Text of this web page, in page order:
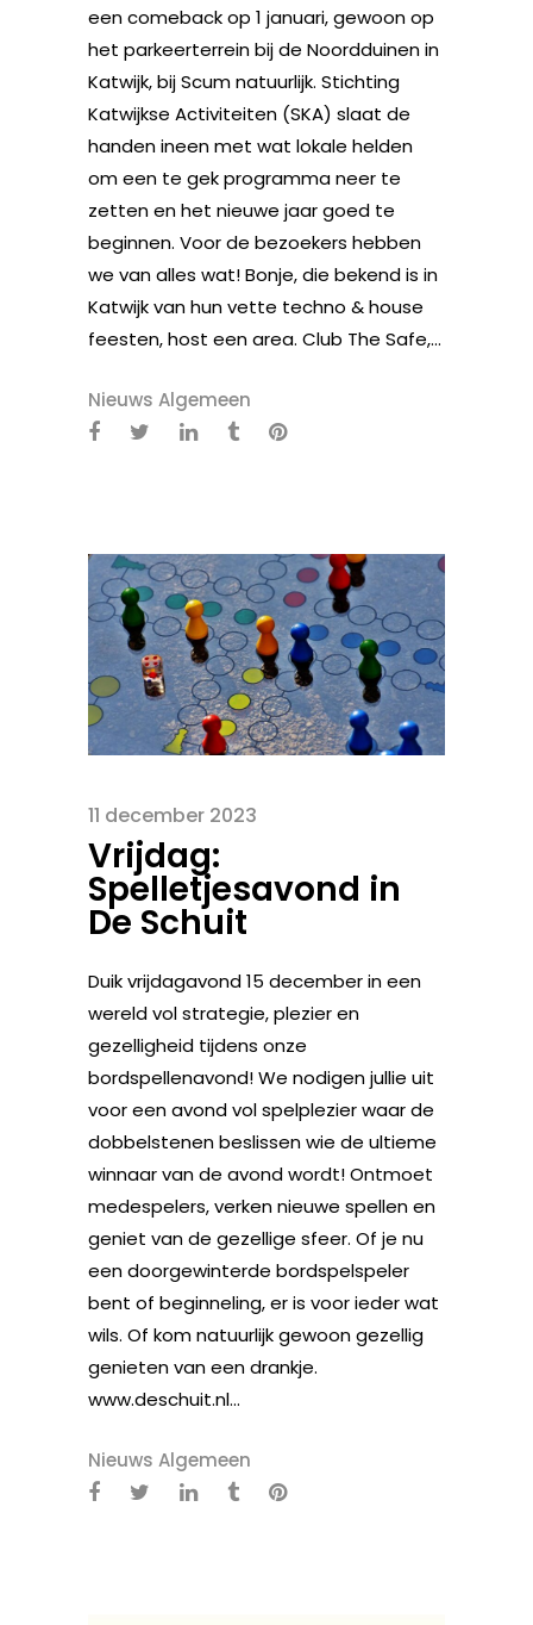
een comeback op 1 januari, gewoon op
het parkeerterrein bij de Noordduinen in
Katwijk, bij Scum natuurlijk. Stichting
Katwijkse Activiteiten (SKA) slaat de
handen ineen met wat lokale helden
om een te gek programma neer te
zetten en het nieuwe jaar goed te
beginnen. Voor de bezoekers hebben
we van alles wat! Bonje, die bekend is in
Katwijk van hun vette techno & house
feesten, host een area. Club The Safe,...
Nieuws Algemeen
11 december 2023
Vrijdag:
Spelletjesavond in
De Schuit
Duik vrijdagavond 15 december in een
wereld vol strategie, plezier en
gezelligheid tijdens onze
bordspellenavond! We nodigen jullie uit
voor een avond vol spelplezier waar de
dobbelstenen beslissen wie de ultieme
winnaar van de avond wordt! Ontmoet
medespelers, verken nieuwe spellen en
geniet van de gezellige sfeer. Of je nu
een doorgewinterde bordspelspeler
bent of beginneling, er is voor ieder wat
wils. Of kom natuurlijk gewoon gezellig
genieten van een drankje.
www.deschuit.nl...
Nieuws Algemeen